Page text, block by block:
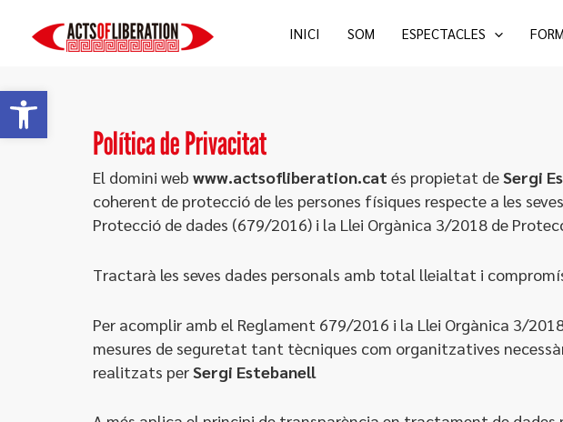
Obre la barra d'eines
INICI SOM ESPECTACLES
Política de Privacitat
El domini web www.actsofliberation.cat és propietat deSergi
coherent de protecció de les persones físiques respecte a les
Protecció de dades (679/2016) i la Llei Orgànica 3/2018 de
Tractarà les seves dades personals amb total lleialtat i
Per acomplir amb el Reglament 679/2016 i la Llei Orgànica 3/
mesures de seguretat tant tècniques com organitzatives
realitzats per Sergi Estebanell